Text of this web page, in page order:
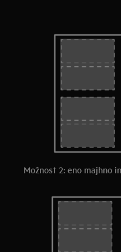
Možnost 2: eno majhno